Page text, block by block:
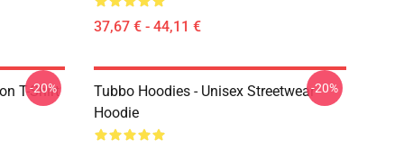
37,67 € - 44,11 €
T-Shirt
-20%
Tubbo Hoodies - Unisex Streetwear
Hoodie
-20%